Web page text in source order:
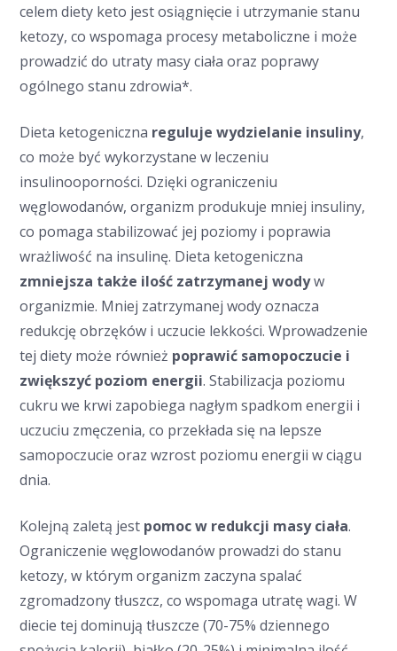
celem diety keto jest osiągnięcie i utrzymanie stanu
ketozy, co wspomaga procesy metaboliczne i może
prowadzić do utraty masy ciała oraz poprawy
ogólnego stanu zdrowia*.
Dieta ketogeniczna reguluje wydzielanie insuliny,
co może być wykorzystane w leczeniu
insulinooporności. Dzięki ograniczeniu
węglowodanów, organizm produkuje mniej insuliny,
co pomaga stabilizować jej poziomy i poprawia
wrażliwość na insulinę. Dieta ketogeniczna
zmniejsza także ilość zatrzymanej wodyw
organizmie. Mniej zatrzymanej wody oznacza
redukcję obrzęków i uczucie lekkości. Wprowadzenie
tej diety może również poprawić samopoczucie i
zwiększyć poziom energii. Stabilizacja poziomu
cukru we krwi zapobiega nagłym spadkom energii i
uczuciu zmęczenia, co przekłada się na lepsze
samopoczucie oraz wzrost poziomu energii w ciągu
dnia.
Kolejną zaletą jest pomoc w redukcji masy ciała.
Ograniczenie węglowodanów prowadzi do stanu
ketozy, w którym organizm zaczyna spalać
zgromadzony tłuszcz, co wspomaga utratę wagi. W
diecie tej dominują tłuszcze (70-75% dziennego